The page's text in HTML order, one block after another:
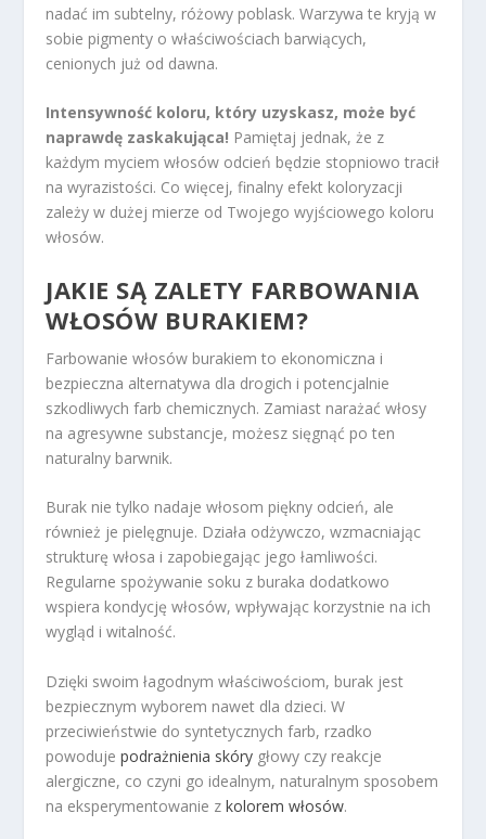
nadać im subtelny, różowy poblask. Warzywa te kryją w
sobie pigmenty o właściwościach barwiących,
cenionych już od dawna.
Intensywność koloru, który uzyskasz, może być
naprawdę zaskakująca! Pamiętaj jednak, że z
każdym myciem włosów odcień będzie stopniowo tracił
na wyrazistości. Co więcej, finalny efekt koloryzacji
zależy w dużej mierze od Twojego wyjściowego koloru
włosów.
JAKIE SĄ ZALETY FARBOWANIA
WŁOSÓW BURAKIEM?
Farbowanie włosów burakiem to ekonomiczna i
bezpieczna alternatywa dla drogich i potencjalnie
szkodliwych farb chemicznych. Zamiast narażać włosy
na agresywne substancje, możesz sięgnąć po ten
naturalny barwnik.
Burak nie tylko nadaje włosom piękny odcień, ale
również je pielęgnuje. Działa odżywczo, wzmacniając
strukturę włosa i zapobiegając jego łamliwości.
Regularne spożywanie soku z buraka dodatkowo
wspiera kondycję włosów, wpływając korzystnie na ich
wygląd i witalność.
Dzięki swoim łagodnym właściwościom, burak jest
bezpiecznym wyborem nawet dla dzieci. W
przeciwieństwie do syntetycznych farb, rzadko
powodujepodrażnienia skóry głowy czy reakcje
alergiczne, co czyni go idealnym, naturalnym sposobem
na eksperymentowanie zkolorem włosów.